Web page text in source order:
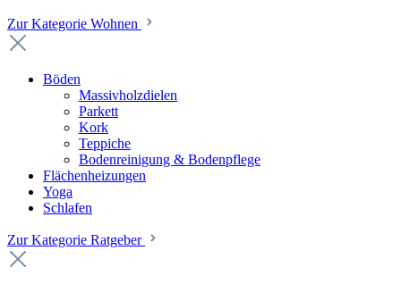
Zur Kategorie Wohnen
Böden
Massivholzdielen
Parkett
Kork
Teppiche
Bodenreinigung & Bodenpflege
Flächenheizungen
Yoga
Schlafen
Zur Kategorie Ratgeber